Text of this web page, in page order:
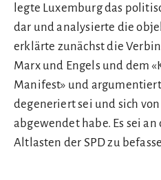
legte Luxemburg das
dar und analysierte die
erklärte zunächst die
Marx und Engels und dem
Manifest» und
degeneriert sei und sich
abgewendet habe. Es sei
Altlasten der SPD zu